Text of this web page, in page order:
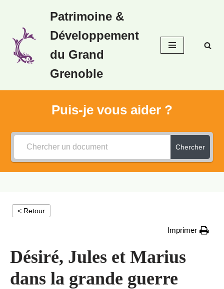
au
contenu
Patrimoine &
Développement
du Grand
Grenoble
Puis-je vous aider ?
Chercher
< Retour
Imprimer
Désiré, Jules et Marius
dans la grande guerre